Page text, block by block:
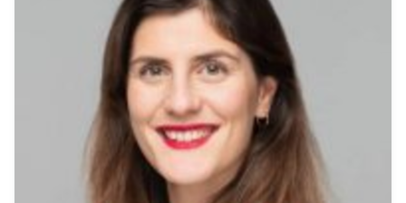
December 10, 2024